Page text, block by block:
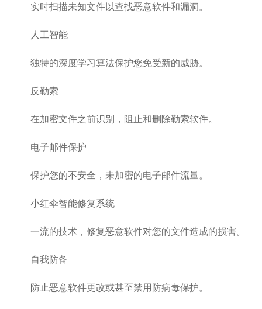
实时扫描未知文件以查找恶意软件和漏洞。
人工智能
独特的深度学习算法保护您免受新的威胁。
反勒索
在加密文件之前识别，阻止和删除勒索软件。
电子邮件保护
保护您的不安全，未加密的电子邮件流量。
小红伞智能修复系统
一流的技术，修复恶意软件对您的文件造成的损害。
自我防备
防止恶意软件更改或甚至禁用防病毒保护。